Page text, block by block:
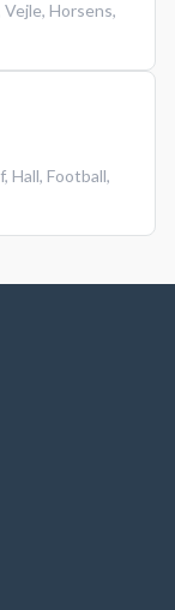
Vejle, Horsens,
, Hall, Football,